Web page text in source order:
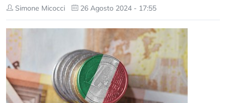
Simone Micocci 26 Agosto 2024 - 17:55